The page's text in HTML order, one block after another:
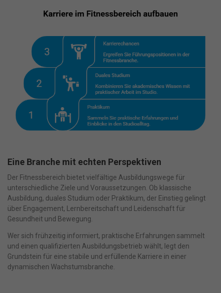
Eine Branche mit echten Perspektiven
Der Fitnessbereich bietet vielfältige Ausbildungswege für
unterschiedliche Ziele und Voraussetzungen. Ob klassische
Ausbildung, duales Studium oder Praktikum, der Einstieg gelingt
über Engagement, Lernbereitschaft und Leidenschaft für
Gesundheit und Bewegung.
Wer sich frühzeitig informiert, praktische Erfahrungen sammelt
und einen qualifizierten Ausbildungsbetrieb wählt, legt den
Grundstein für eine stabile und erfüllende Karriere in einer
dynamischen Wachstumsbranche.